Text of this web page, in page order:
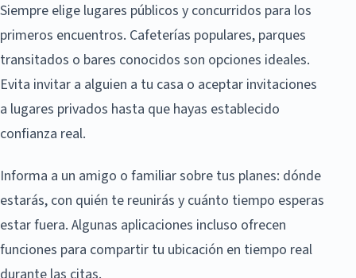
Siempre elige lugares públicos y concurridos para los
primeros encuentros. Cafeterías populares, parques
transitados o bares conocidos son opciones ideales.
Evita invitar a alguien a tu casa o aceptar invitaciones
a lugares privados hasta que hayas establecido
confianza real.
Informa a un amigo o familiar sobre tus planes: dónde
estarás, con quién te reunirás y cuánto tiempo esperas
estar fuera. Algunas aplicaciones incluso ofrecen
funciones para compartir tu ubicación en tiempo real